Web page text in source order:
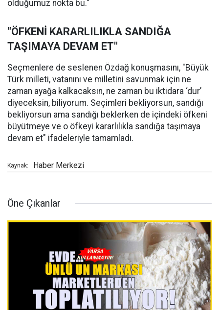
olduğumuz nokta bu."
"ÖFKENİ KARARLILIKLA SANDIĞA
TAŞIMAYA DEVAM ET"
Seçmenlere de seslenen Özdağ konuşmasını, "Büyük
Türk milleti, vatanını ve milletini savunmak için ne
zaman ayağa kalkacaksın, ne zaman bu iktidara ‘dur’
diyeceksin, biliyorum. Seçimleri bekliyorsun, sandığı
bekliyorsun ama sandığı beklerken de içindeki öfkeni
büyütmeye ve o öfkeyi kararlılıkla sandığa taşımaya
devam et" ifadeleriyle tamamladı.
Kaynak: Haber Merkezi
Öne Çıkanlar